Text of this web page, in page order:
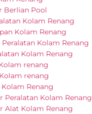
Berlian Pool
Kolam Renang
Kolam Renang
Peralatan Kolam Renang
Kolam Renang
renang
renang
Renang
Peralatan Kolam Renang
Alat Kolam Renang